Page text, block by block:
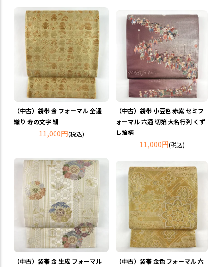
（中古）袋帯 金 フォーマル 全通
織り 寿の文字 絹
11,000円(税込)
（中古）袋帯 小豆色 赤紫 セミフ
ォーマル 六通 切箔 大名行列 くず
し箔柄
11,000円(税込)
（中古）袋帯 金 生成 フォーマル
（中古）袋帯 金色 フォーマル 六